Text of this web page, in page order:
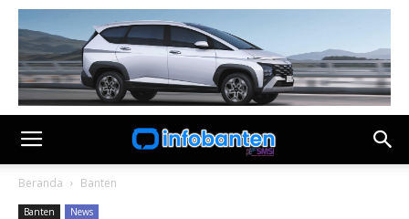
Beranda Banten
Banten News